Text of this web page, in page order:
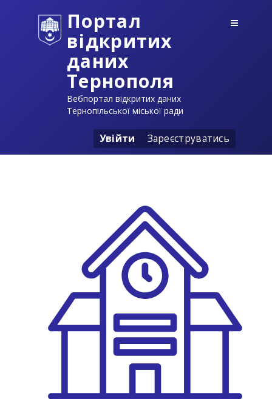
Портал
відкритих
даних
Тернополя
Вебпортал відкритих даних
Тернопільської міської ради
Увійти Зареєструватись